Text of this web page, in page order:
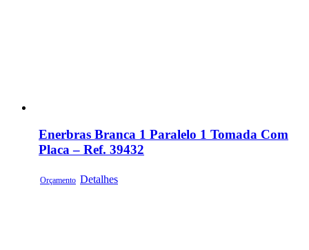
Enerbras Branca 1 Paralelo 1 Tomada Com
Placa – Ref. 39432
Orçamento Detalhes